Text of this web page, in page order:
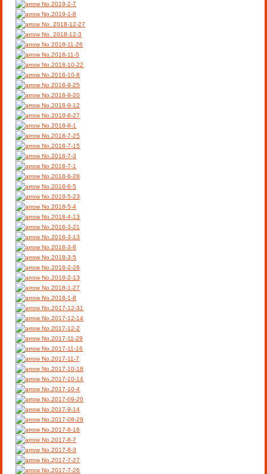
No.2019-2-7
No.2019-1-8
No. 2018-12-27
No. 2018-12-3
No.2018-11-26
No.2018-11-5
No.2018-10-22
No.2018-10-8
No.2018-9-25
No.2018-9-20
No.2018-9-12
No.2018-8-27
No.2018-8-1
No.2018-7-25
No.2018-7-15
No.2018-7-3
No.2018-7-1
No.2018-6-28
No.2018-6-5
No.2018-5-23
No.2018-5-4
No.2018-4-13
No.2018-3-21
No.2018-3-13
No.2018-3-8
No.2018-3-5
No.2018-2-26
No.2018-2-13
No.2018-1-27
No.2018-1-8
No.2017-12-31
No.2017-12-14
No.2017-12-2
No.2017-11-29
No.2017-11-16
No.2017-11-7
No.2017-10-18
No.2017-10-14
No.2017-10-4
No.2017-09-20
No.2017-9-14
No.2017-08-29
No.2017-8-16
No.2017-8-7
No.2017-8-3
No.2017-7-27
No.2017-7-26